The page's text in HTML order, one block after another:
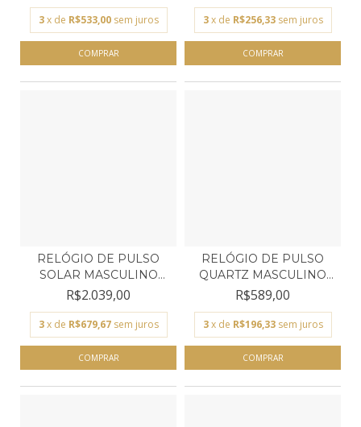
3 x de R$533,00 sem juros 3 x de R$256,33 sem juros
RELÓGIO DE PULSO
SOLAR MASCULINO
ORIENT...
R$2.039,00
3 x de R$679,67 sem juros
RELÓGIO DE PULSO
QUARTZ MASCULINO
ORIENT...
R$589,00
3 x de R$196,33 sem juros